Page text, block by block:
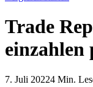
Trade
7. Juli 20224 Min.